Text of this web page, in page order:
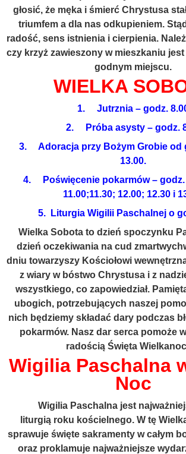
głosić, że męka i śmierć Chrystusa
triumfem a dla nas odkupieniem.
radość, sens istnienia i cierpienia.
czy krzyż zawieszony w mieszkaniu
godnym miejscu.
WIELKA
1. Jutrznia – godz.
2. Próba asysty – godz.
3. Adoracja przy Bożym Grobie od
13.00.
4. Poświęcenie pokarmów – godz.
11.00;11.30; 12.00; 12.30 i
5. Liturgia Wigilii Paschalnej o
Wielka Sobota to dzień spoczynku
dzień oczekiwania na cud
dniu towarzyszy Kościołowi
z wiary w bóstwo Chrystusa i z
wszystkiego, co zapowiedział.
ubogich, potrzebujących naszej
nich będziemy składać dary podczas
pokarmów. Nasz dar serca pomoże
radością Święta
Wigilia Paschalna
Noc
Wigilia Paschalna jest
liturgią roku kościelnego. W tę
sprawuje święte sakramenty w całym
oraz proklamuje najważniejsze